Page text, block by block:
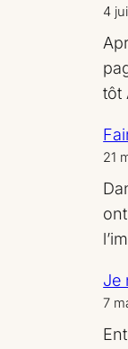
4
tôt
21
Je
7